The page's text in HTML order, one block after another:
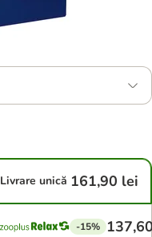
Livrare unică 161,90 lei
-15%